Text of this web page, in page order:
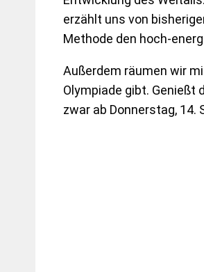
erzählt uns von
Methode den hoch-
Außerdem räumen wir
Olympiade gibt. Genießt
zwar ab Donnerstag, 14.